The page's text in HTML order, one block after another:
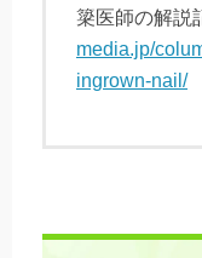
簗医師の解説
media.jp/
ingrown-nail/